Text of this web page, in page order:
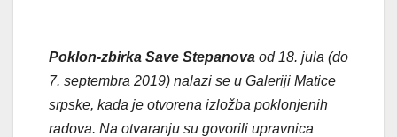
Poklon-zbirka Save Stepanova od 18. jula (do
7. septembra 2019) nalazi se u Galeriji Matice
srpske, kada je otvorena izložba poklonjenih
radova. Na otvaranju su govorili upravnica